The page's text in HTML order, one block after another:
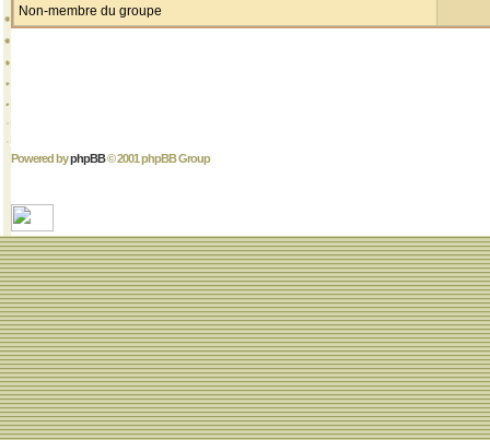
Non-membre du groupe
Powered byphpBB© 2001 phpBB Group